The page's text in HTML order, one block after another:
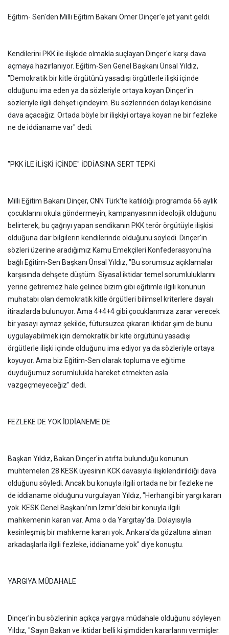
Eğitim- Sen'den Milli Eğitim Bakanı Ömer Dinçer'e jet yanıt geldi.
Kendilerini PKK ile ilişkide olmakla suçlayan Dinçer'e karşı dava
açmaya hazırlanıyor. Eğitim-Sen Genel Başkanı Ünsal Yıldız,
"Demokratik bir kitle örgütünü yasadışı örgütlerle ilişki içinde
olduğunu ima eden ya da sözleriyle ortaya koyan Dinçer'in
sözleriyle ilgili dehşet içindeyim. Bu sözlerinden dolayı kendisine
dava açacağız. Ortada böyle bir ilişkiyi ortaya koyan ne bir fezleke
ne de iddianame var" dedi.
"PKK İLE İLİŞKİ İÇİNDE" İDDİASINA SERT TEPKİ
Milli Eğitim Bakanı Dinçer, CNN Türk'te katıldığı programda 66 aylık
çocuklarını okula göndermeyin, kampanyasının ideolojik olduğunu
belirterek, bu çağrıyı yapan sendikanın PKK terör örgütüyle ilişkisi
olduğuna dair bilgilerin kendilerinde olduğunu söyledi. Dinçer'in
sözleri üzerine aradığımız Kamu Emekçileri Konfederasyonu'na
bağlı Eğitim-Sen Başkanı Ünsal Yıldız, "Bu sorumsuz açıklamalar
karşısında dehşete düştüm. Siyasal iktidar temel sorumluluklarını
yerine getiremez hale gelince bizim gibi eğitimle ilgili konunun
muhatabı olan demokratik kitle örgütleri bilimsel kriterlere dayalı
itirazlarda bulunuyor. Ama 4+4+4 gibi çocuklarımıza zarar verecek
bir yasayı aymaz şekilde, fütursuzca çıkaran iktidar şim de bunu
uygulayabilmek için demokratik bir kite örgütünü yasadışı
örgütlerle ilişki içinde olduğunu ima ediyor ya da sözleriyle ortaya
koyuyor. Ama biz Eğitim-Sen olarak topluma ve eğitime
duyduğumuz sorumlulukla hareket etmekten asla
vazgeçmeyeceğiz" dedi.
FEZLEKE DE YOK İDDİANEME DE
Başkan Yıldız, Bakan Dinçer'in atıfta bulunduğu konunun
muhtemelen 28 KESK üyesinin KCK davasıyla ilişkilendirildiği dava
olduğunu söyledi. Ancak bu konuyla ilgili ortada ne bir fezleke ne
de iddianame olduğunu vurgulayan Yıldız, "Herhangi bir yargı kararı
yok. KESK Genel Başkanı'nın İzmir'deki bir konuyla ilgili
mahkemenin kararı var. Ama o da Yargıtay'da. Dolayısıyla
kesinleşmiş bir mahkeme kararı yok. Ankara'da gözaltına alınan
arkadaşlarla ilgili fezleke, iddianame yok" diye konuştu.
YARGIYA MÜDAHALE
Dinçer'in bu sözlerinin açıkça yargıya müdahale olduğunu söyleyen
Yıldız, "Sayın Bakan ve iktidar belli ki şimdiden kararlarını vermişler.